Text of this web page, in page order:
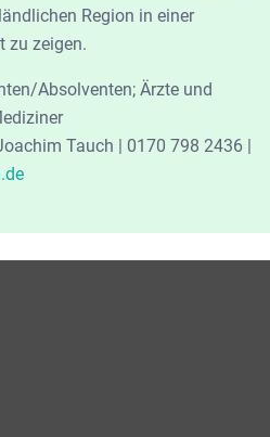
Region in einer
zu zeigen.
Absolventen; Ärzte und
Tauch | 0170 798 2436 |